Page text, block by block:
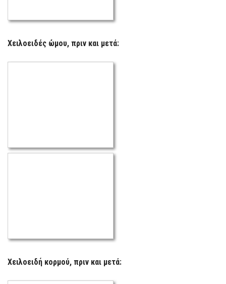
Χειλοειδές ώμου, πριν και μετά:
Χειλοειδή κορμού, πριν και μετά: